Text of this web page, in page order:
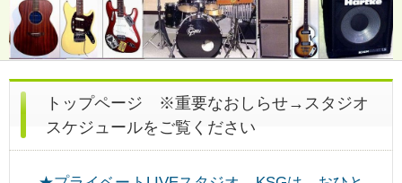
トップページ ※重要なおしらせ→スタジオ
スケジュールをご覧ください